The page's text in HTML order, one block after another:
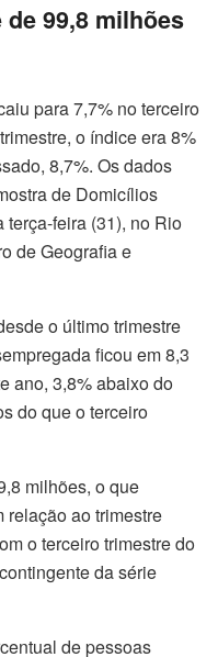
99,8 milhões
para 7,7% no terceiro
o índice era 8%
8,7%. Os dados
de Domicílios
feira (31), no Rio
de Geografia e
o último trimestre
ficou em 8,3
ano, 3,8% abaixo do
do que o terceiro
milhões, o que
relação ao trimestre
o terceiro trimestre do
da série
de pessoas